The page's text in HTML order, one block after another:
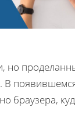
но
В
браузера,